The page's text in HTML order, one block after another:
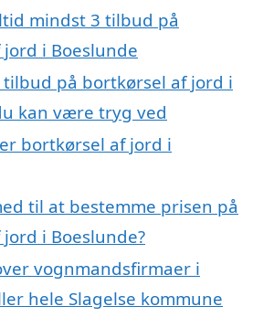
mindst 3 tilbud på
i Boeslunde
tilbud på bortkørsel af jord i
kan være tryg ved
bortkørsel af jord i
til at bestemme prisen på
i Boeslunde?
vognmandsfirmaer i
hele Slagelse kommune